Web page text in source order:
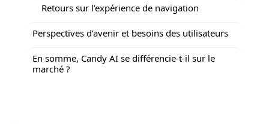
Retours sur l’expérience de navigation
Perspectives d’avenir et besoins des utilisateurs
En somme, Candy AI se différencie-t-il sur le
marché ?